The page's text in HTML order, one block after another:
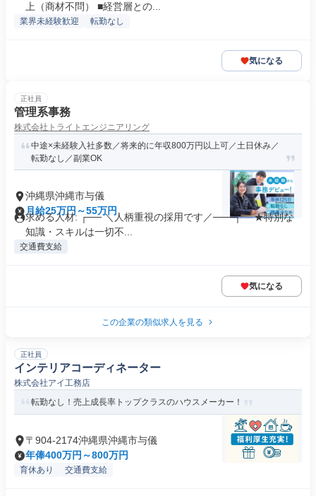
上（商材不問） ■経営層との...
業界未経験歓迎 転勤なし
気になる
正社員
管理系事務
株式会社トライトエンジニアリング
中途×未経験入社多数／将来的に年収800万円以上可／土日休み／
転勤なし／副業OK
沖縄県沖縄市与儀
月給25万円～55万円
求める人材: ┌── ＼人柄重視の採用です／───┐ ★特別な
知識・スキルは一切不...
交通費支給
気になる
この企業の類似求人を見る
正社員
インテリアコーディネーター
株式会社アイ工務店
転勤なし！売上成長率トップクラスのハウスメーカー！
〒904-2174沖縄県沖縄市与儀
年俸400万円～800万円
育休あり 交通費支給